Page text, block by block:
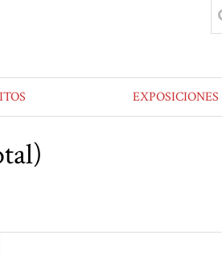
EXPOSICIONES